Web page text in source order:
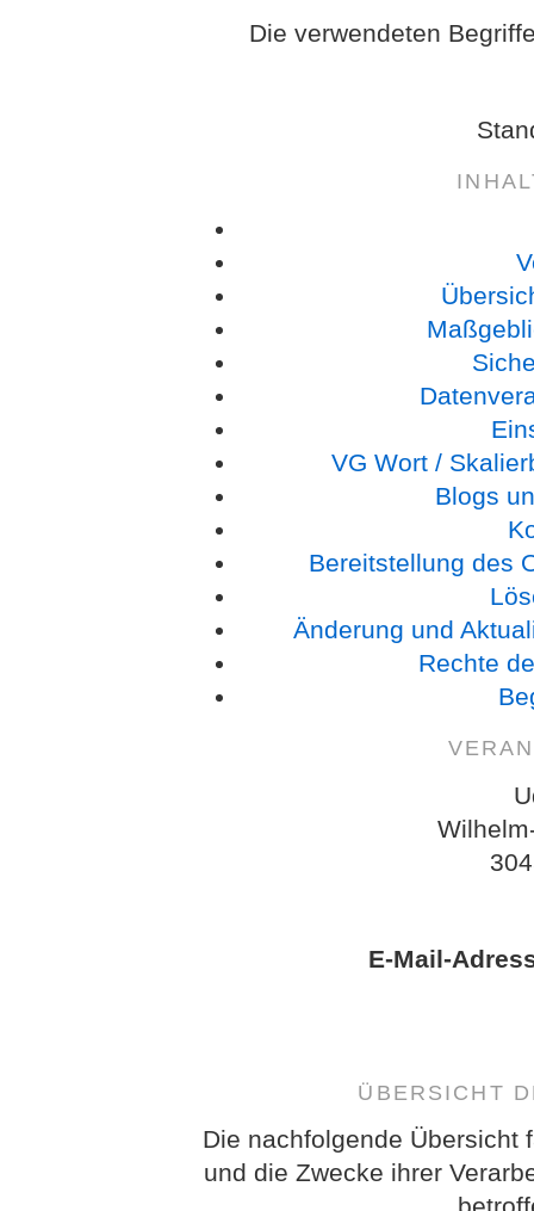
Die verwendeten
VG Wort /
Blogs
Bereitstellung des
Änderung und
Rechte
E-Mail-
ÜBERSICHT
Die nachfolgende Übersicht
und die Zwecke ihrer